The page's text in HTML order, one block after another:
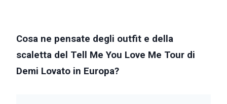
Cosa ne pensate degli outfit e della
scaletta del Tell Me You Love Me Tour di
Demi Lovato in Europa?